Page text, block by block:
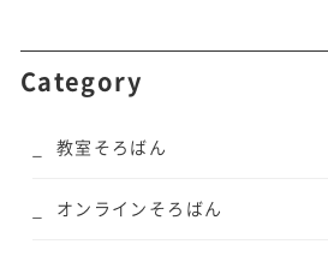
Category
教室そろばん
オンラインそろばん